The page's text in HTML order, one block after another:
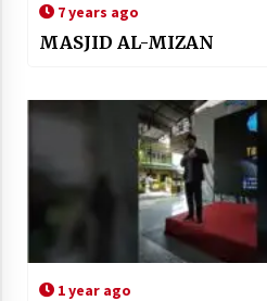
7 years ago
MASJID AL-MIZAN
1 year ago